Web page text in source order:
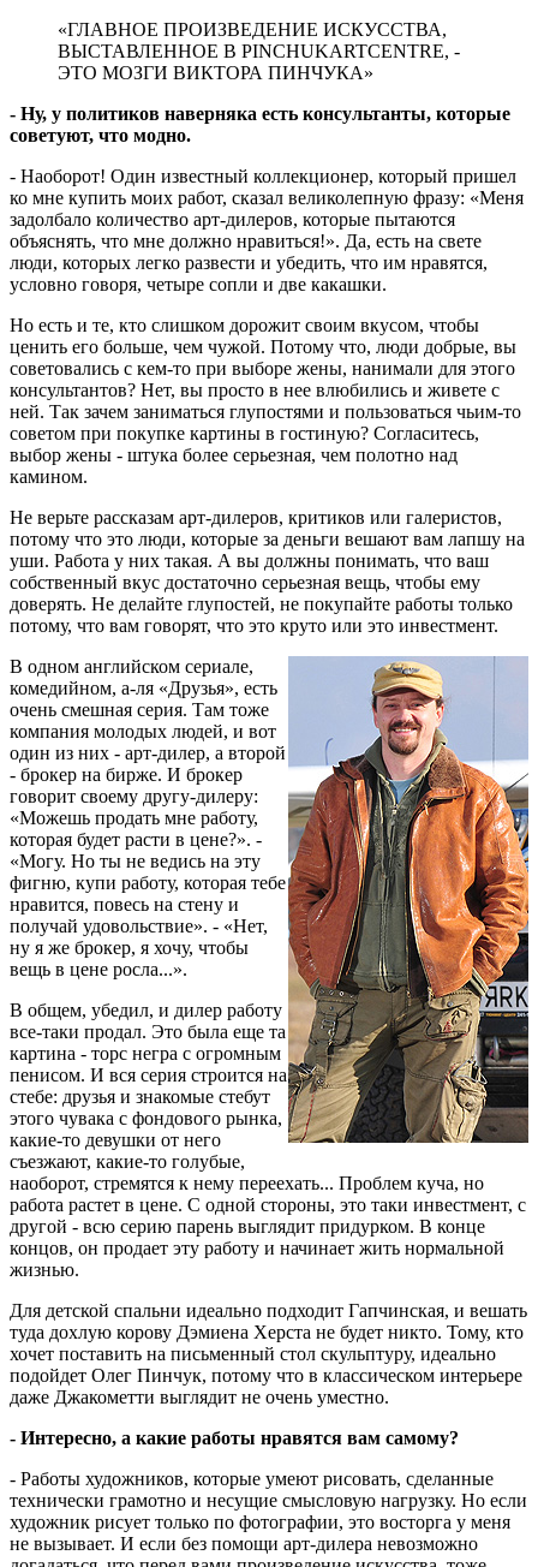
«ГЛАВНОЕ ПРОИЗВЕДЕНИЕ ИСКУССТВА,
ВЫСТАВЛЕННОЕ В PINCHUKARTCENTRE, -
ЭТО МОЗГИ ВИКТОРА ПИНЧУКА»
- Ну, у политиков наверняка есть консультанты, которые
советуют, что модно.
- Наоборот! Один известный коллекционер, который пришел
ко мне купить моих работ, сказал великолепную фразу: «Меня
задолбало количество арт-дилеров, которые пытаются
объяснять, что мне должно нравиться!». Да, есть на свете
люди, которых легко развести и убедить, что им нравятся,
условно говоря, четыре сопли и две какашки.
Но есть и те, кто слишком дорожит своим вкусом, чтобы
ценить его больше, чем чужой. Потому что, люди добрые, вы
советовались с кем-то при выборе жены, нанимали для этого
консультантов? Нет, вы просто в нее влюбились и живете с
ней. Так зачем заниматься глупостями и пользоваться чьим-то
советом при покупке картины в гостиную? Согласитесь,
выбор жены - штука более серьезная, чем полотно над
камином.
Не верьте рассказам арт-дилеров, критиков или галеристов,
потому что это люди, которые за деньги вешают вам лапшу на
уши. Работа у них такая. А вы должны понимать, что ваш
собственный вкус достаточно серьезная вещь, чтобы ему
доверять. Не делайте глупостей, не покупайте работы только
потому, что вам говорят, что это круто или это инвестмент.
В одном английском сериале,
комедийном, а-ля «Друзья», есть
очень смешная серия. Там тоже
компания молодых людей, и вот
один из них - арт-дилер, а второй
- брокер на бирже. И брокер
говорит своему другу-дилеру:
«Можешь продать мне работу,
которая будет расти в цене?». -
«Могу. Но ты не ведись на эту
фигню, купи работу, которая тебе
нравится, повесь на стену и
получай удовольствие». - «Нет,
ну я же брокер, я хочу, чтобы
вещь в цене росла...».
В общем, убедил, и дилер работу
все-таки продал. Это была еще та
картина - торс негра с огромным
пенисом. И вся серия строится на
стебе: друзья и знакомые стебут
этого чувака с фондового рынка,
какие-то девушки от него
съезжают, какие-то голубые,
наоборот, стремятся к нему переехать... Проблем куча, но
работа растет в цене. С одной стороны, это таки инвестмент, с
другой - всю серию парень выглядит придурком. В конце
концов, он продает эту работу и начинает жить нормальной
жизнью.
Для детской спальни идеально подходит Гапчинская, и вешать
туда дохлую корову Дэмиена Херста не будет никто. Тому, кто
хочет поставить на письменный стол скульптуру, идеально
подойдет Олег Пинчук, потому что в классическом интерьере
даже Джакометти выглядит не очень уместно.
- Интересно, а какие работы нравятся вам самому?
- Работы художников, которые умеют рисовать, сделанные
технически грамотно и несущие смысловую нагрузку. Но если
художник рисует только по фотографии, это восторга у меня
не вызывает. И если без помощи арт-дилера невозможно